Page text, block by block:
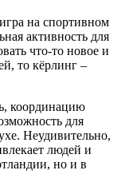
на спортивном
активность для
что-то новое и
то кёрлинг –
координацию
для
Неудивительно,
людей и
но и в